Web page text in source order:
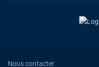
Nous contacter